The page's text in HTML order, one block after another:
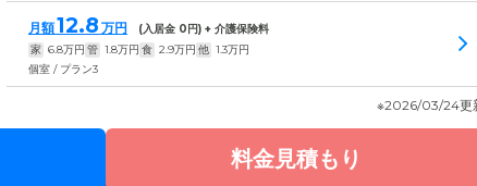
月額12.8 万円 (入居金 0円) + 介護保険料
家 6.8万円 管 1.8万円 食 2.9万円 他 1.3万円
個室 / プラン3
※2026/03/24更
料金見積もり